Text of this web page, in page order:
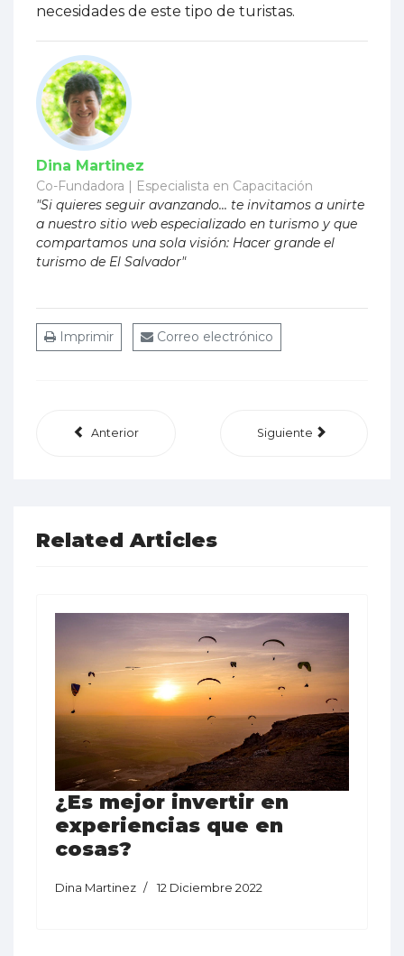
necesidades de este tipo de turistas.
Dina Martinez
Co-Fundadora | Especialista en Capacitación
"Si quieres seguir avanzando... te invitamos a unirte
a nuestro sitio web especializado en turismo y que
compartamos una sola visión: Hacer grande el
turismo de El Salvador"
Imprimir Correo electrónico
Anterior Siguiente
Related Articles
¿Es mejor invertir en
experiencias que en
cosas?
Dina Martinez 12 Diciembre 2022